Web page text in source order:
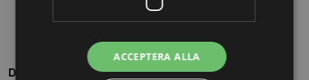
Dela
ACCEPTERA ALLA